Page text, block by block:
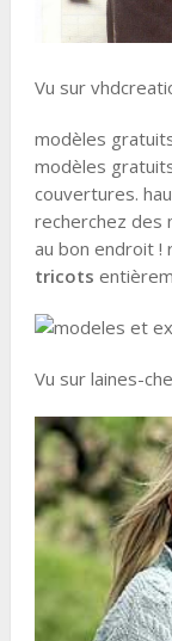
Vu sur
modèles
modèles
couvertures.
recherchez des
au bon endroit !
tricots
Vu sur laines-